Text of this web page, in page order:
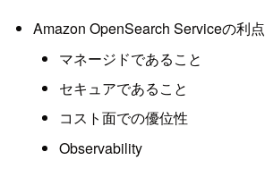
Amazon OpenSearch Serviceの利点
マネージドであること
セキュアであること
コスト面での優位性
Observability